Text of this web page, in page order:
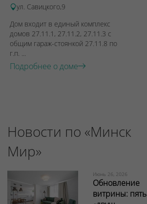
ул. Савицкого,9
Дом входит в единый комплекс
домов 27.11.1, 27.11.2, 27.11.3 с
общим гараж-стоянкой 27.11.8 по
г.п. ...
Подробнее о доме
Новости по «Минск
Мир»
Июнь 26, 2026
Обновление
витрины: пять